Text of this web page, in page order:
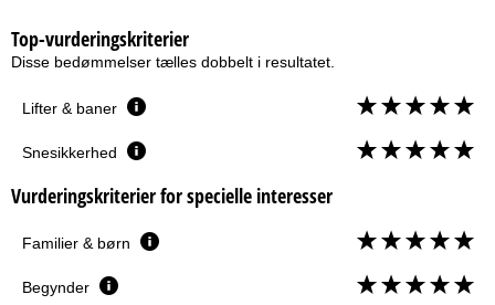
Top-vurderingskriterier
Disse bedømmelser tælles dobbelt i resultatet.
Lifter & baner
Snesikkerhed
Vurderingskriterier for specielle interesser
Familier & børn
Begynder